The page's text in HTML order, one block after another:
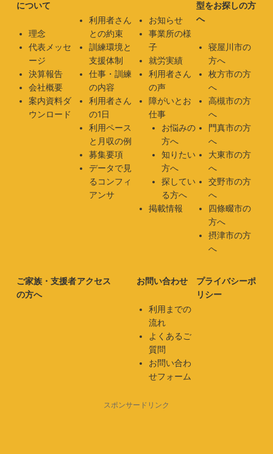
について
理念
代表メッセ
ージ
決算報告
会社概要
案内資料ダ
ウンロード
利用者さん
との約束
訓練環境と
支援体制
仕事・訓練
の内容
利用者さん
の1日
利用ペース
と月収の例
募集要項
データで見
るコンフィ
アンサ
お知らせ
事業所の様
子
就労実績
利用者さん
の声
障がいとお
仕事
お悩みの
方へ
知りたい
方へ
探してい
る方へ
掲載情報
型をお探しの方
へ
寝屋川市の
方へ
枚方市の方
へ
高槻市の方
へ
門真市の方
へ
大東市の方
へ
交野市の方
へ
四條畷市の
方へ
摂津市の方
へ
ご家族・支援者
の方へ
アクセス お問い合わせ
利用までの
流れ
よくあるご
質問
お問い合わ
せフォーム
プライバシーポ
リシー
スポンサードリンク